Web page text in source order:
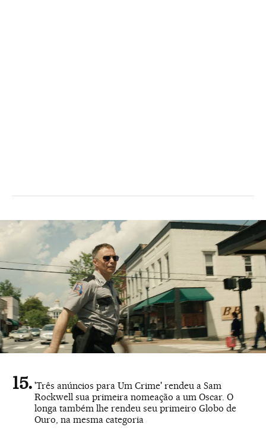
'Três anúncios para Um Crime' rendeu a Sam
Rockwell sua primeira nomeação a um Oscar. O
longa também lhe rendeu seu primeiro Globo de
Ouro, na mesma categoria